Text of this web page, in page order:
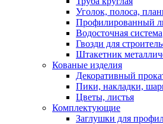
Уголок, полоса,
Профилированный
Водосточная система
Гвозди для
Штакетник
Кованые изделия
Декоративный
Пики, накладки,
Цветы, листья
Комплектующие
Заглушки для